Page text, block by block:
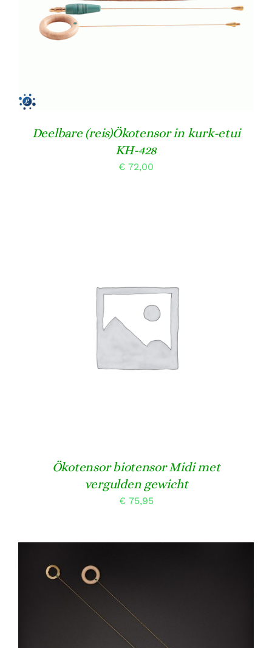
Deelbare (reis)Ökotensor in kurk-etui
KH-428
€ 72,00
TOEVOEGEN AAN WINKELWAGEN
Ökotensor biotensor Midi met
vergulden gewicht
€75,95